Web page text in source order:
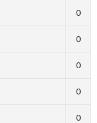
0
0
0
0
0